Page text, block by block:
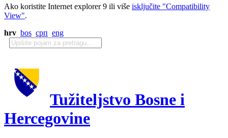
Ako koristite Internet explorer 9 ili više isključite "Compatibility
View".
hrv bos срп eng
Tužiteljstvo Bosne i
Hercegovine